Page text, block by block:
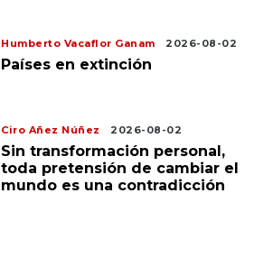
Humberto Vacaflor Ganam 2026-08-02
Países en extinción
Ciro Añez Núñez 2026-08-02
Sin transformación personal,
toda pretensión de cambiar el
mundo es una contradicción